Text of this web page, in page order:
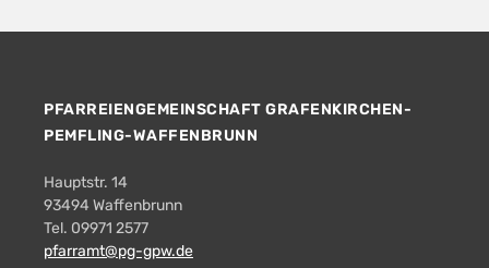
PFARREIENGEMEINSCHAFT GRAFENKIRCHEN-
PEMFLING-WAFFENBRUNN
Hauptstr. 14
93494 Waffenbrunn
Tel. 09971 2577
pfarramt@pg-gpw.de